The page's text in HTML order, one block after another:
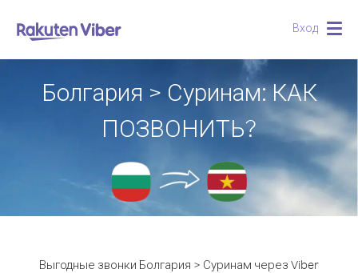
Вход
Болгария > Суринам: КАК
ПОЗВОНИТЬ?
Выгодные звонки Болгария > Суринам через Viber